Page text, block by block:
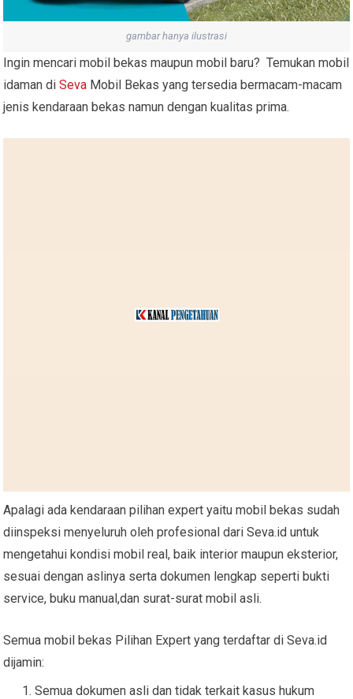
gambar hanya ilustrasi
Ingin mencari mobil bekas maupun mobil baru? Temukan mobil
idaman diSeva Mobil Bekas yang tersedia bermacam-macam
jenis kendaraan bekas namun dengan kualitas prima.
Apalagi ada kendaraan pilihan expert yaitu mobil bekas sudah
diinspeksi menyeluruh oleh profesional dari Seva.id untuk
mengetahui kondisi mobil real, baik interior maupun eksterior,
sesuai dengan aslinya serta dokumen lengkap seperti bukti
service, buku manual,dan surat-surat mobil asli.
Semua mobil bekas Pilihan Expert yang terdaftar di Seva.id
dijamin:
Semua dokumen asli dan tidak terkait kasus hukum